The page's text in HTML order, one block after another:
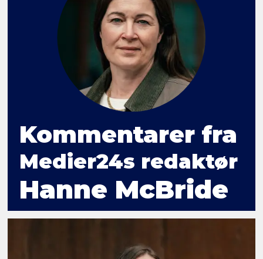
Kommentarer fra
Medier24s redaktør
Hanne McBride